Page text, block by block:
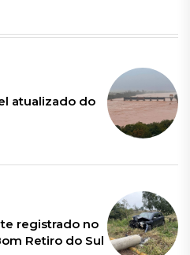
atualizado do
registrado no
Retiro do Sul